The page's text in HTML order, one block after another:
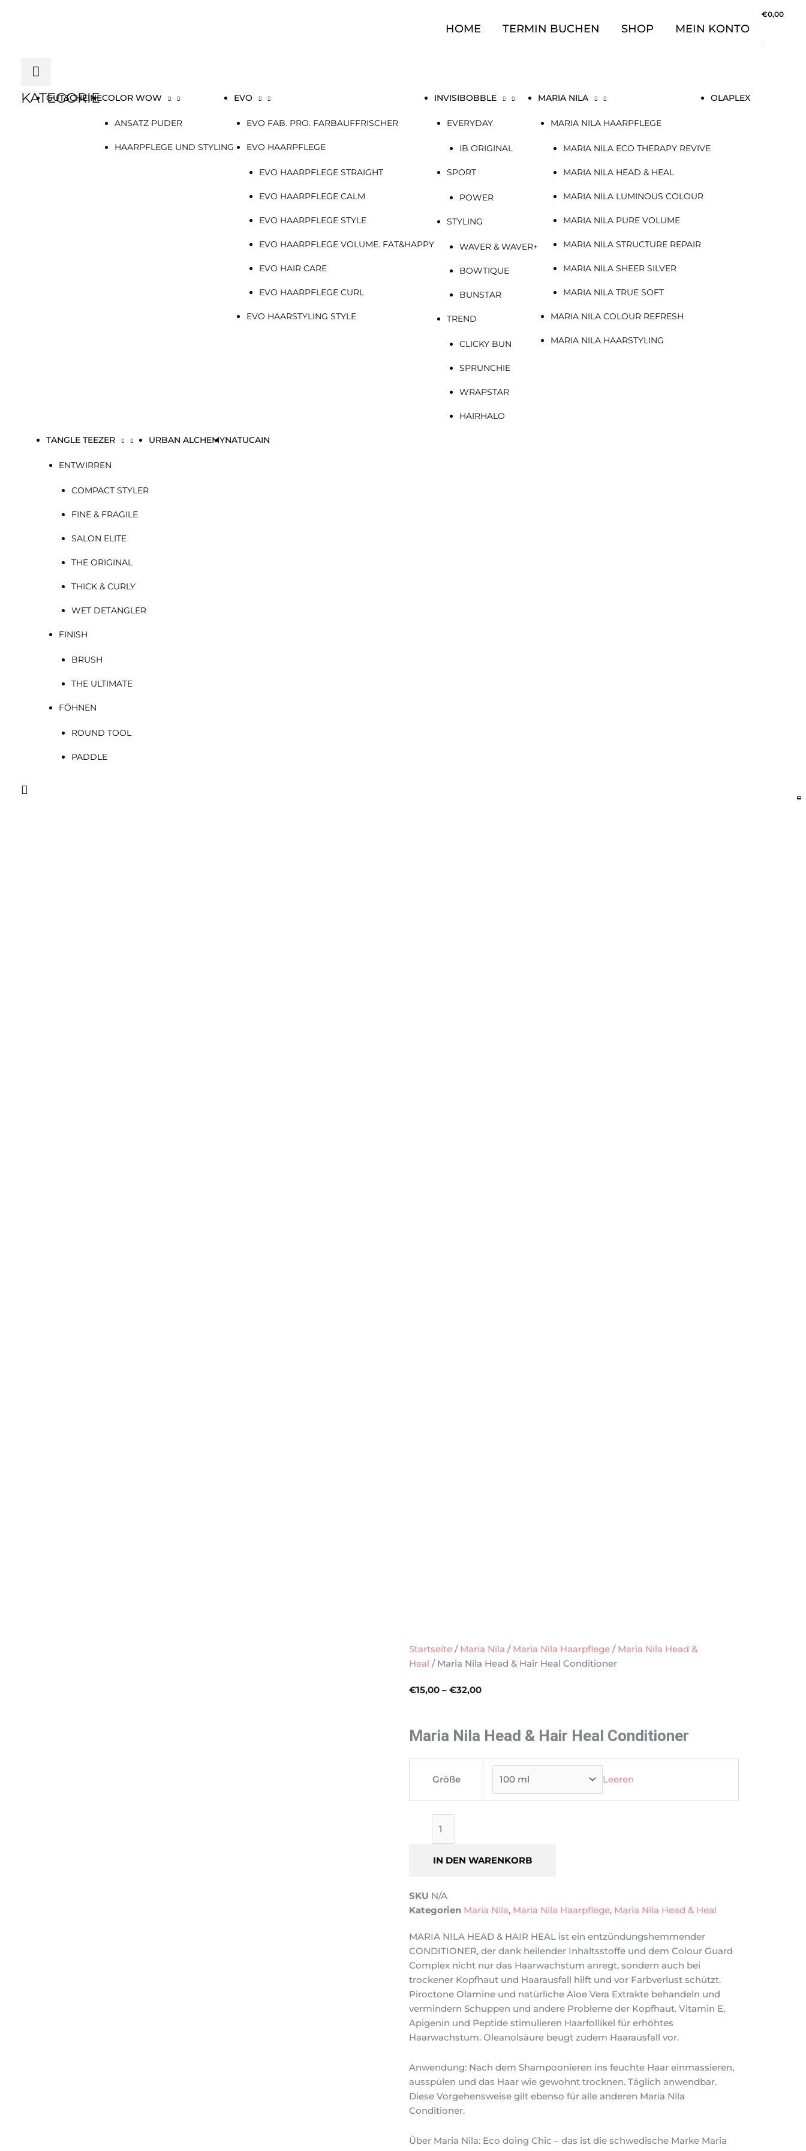
HOME TERMIN BUCHEN SHOP MEIN KONTO
€0,00
KATEGORIE
GUTSCHEINECOLOR WOW
ANSATZ PUDER
HAARPFLEGE UND STYLING
EVO
EVO FAB. PRO. FARBAUFFRISCHER
EVO HAARPFLEGE
EVO HAARPFLEGE STRAIGHT
EVO HAARPFLEGE CALM
EVO HAARPFLEGE STYLE
EVO HAARPFLEGE VOLUME. FAT&HAPPY
EVO HAIR CARE
EVO HAARPFLEGE CURL
EVO HAARSTYLING STYLE
INVISIBOBBLE
EVERYDAY
IB ORIGINAL
SPORT
POWER
STYLING
WAVER & WAVER+
BOWTIQUE
BUNSTAR
TREND
CLICKY BUN
SPRUNCHIE
WRAPSTAR
HAIRHALO
MARIA NILA
MARIA NILA HAARPFLEGE
MARIA NILA ECO THERAPY REVIVE
MARIA NILA HEAD & HEAL
MARIA NILA LUMINOUS COLOUR
MARIA NILA PURE VOLUME
MARIA NILA STRUCTURE REPAIR
MARIA NILA SHEER SILVER
MARIA NILA TRUE SOFT
MARIA NILA COLOUR REFRESH
MARIA NILA HAARSTYLING
OLAPLEX
TANGLE TEEZER
ENTWIRREN
COMPACT STYLER
FINE & FRAGILE
SALON ELITE
THE ORIGINAL
THICK & CURLY
WET DETANGLER
FINISH
BRUSH
THE ULTIMATE
FÖHNEN
ROUND TOOL
PADDLE
URBAN ALCHEMYNATUCAIN
Suchen
Startseite / Maria Nila / Maria Nila Haarpflege / Maria Nila Head &
Heal / Maria Nila Head & Hair Heal Conditioner
€15,00 – €32,00Preisspanne:
€32,00
Maria Nila Head & Hair Heal Conditioner
Größe Leeren
MengeIN DEN WARENKORB
SKU N/A
Kategorien Maria Nila, Maria Nila Haarpflege, Maria Nila Head & Heal
MARIA NILA HEAD & HAIR HEAL ist ein entzündungshemmender
CONDITIONER, der dank heilender Inhaltsstoffe und dem Colour Guard
Complex nicht nur das Haarwachstum anregt, sondern auch bei
trockener Kopfhaut und Haarausfall hilft und vor Farbverlust schützt.
Piroctone Olamine und natürliche Aloe Vera Extrakte behandeln und
vermindern Schuppen und andere Probleme der Kopfhaut. Vitamin E,
Apigenin und Peptide stimulieren Haarfollikel für erhöhtes
Haarwachstum. Oleanolsäure beugt zudem Haarausfall vor.
Anwendung: Nach dem Shampoonieren ins feuchte Haar einmassieren,
ausspülen und das Haar wie gewohnt trocknen. Täglich anwendbar.
Diese Vorgehensweise gilt ebenso für alle anderen Maria Nila
Conditioner.
Über Maria Nila: Eco doing Chic – das ist die schwedische Marke Maria